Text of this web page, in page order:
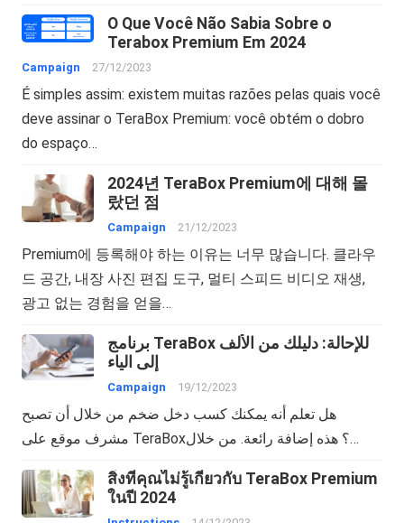
O Que Você Não Sabia Sobre o
Terabox Premium Em 2024
Campaign 27/12/2023
É simples assim: existem muitas razões pelas quais você
deve assinar o TeraBox Premium: você obtém o dobro
do espaço…
2024년 TeraBox Premium에 대해 몰
랐던 점
Campaign 21/12/2023
Premium에 등록해야 하는 이유는 너무 많습니다. 클라우
드 공간, 내장 사진 편집 도구, 멀티 스피드 비디오 재생,
광고 없는 경험을 얻을…
برنامج TeraBox للإحالة: دليلك من الألف
إلى الياء
Campaign 19/12/2023
هل تعلم أنه يمكنك كسب دخل ضخم من خلال أن تصبح
مشرف موقع على TeraBox؟ هذه إضافة رائعة. من خلال…
สิ่งที่คุณไม่รู้เกี่ยวกับ TeraBox Premium
ในปี 2024